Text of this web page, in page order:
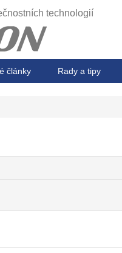
technologií
články Rady a tipy